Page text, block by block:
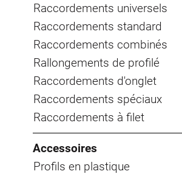
Raccordements universels
Raccordements standard
Raccordements combinés
Rallongements de profilé
Raccordements d'onglet
Raccordements spéciaux
Raccordements à filet
Accessoires
Profils en plastique